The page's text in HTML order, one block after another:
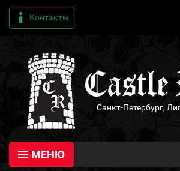
Контакты
Санкт-Петербург,
МЕНЮ